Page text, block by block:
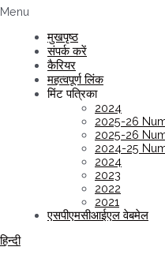
Menu
मुखपृष्ठ
संपर्क करें
कैरियर
महत्वपूर्ण लिंक
मिंट पत्रिका
2024
2025-26
2025-26
2024-25
2024
2023
2022
2021
एसपीएमसीआईएल वेबमेल
हिन्दी